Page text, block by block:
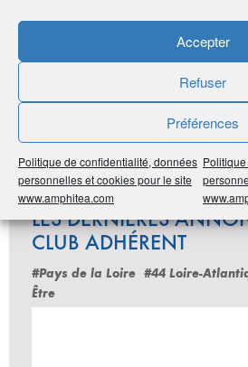
Accepter
Refuser
Préférences
Politique de confidentialité, données
personnelles et cookies pour le site
www.amphitea.com
Noter
Partager
LES DERNIÈRES
CLUB ADHÉRENT
#Pays de la Loire #44 Loire-
Être